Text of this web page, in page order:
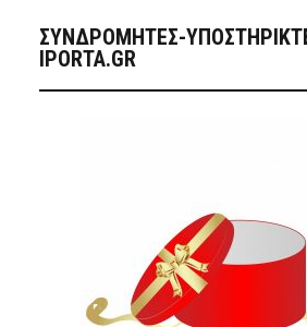
ΣΥΝΔΡΟΜΗΤΈΣ-
IPORTA.GR